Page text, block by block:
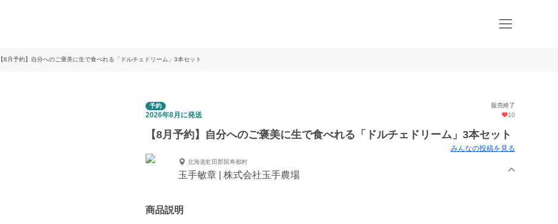
【8月予約】自分へのご褒美に生で食べれる「ドルチェドリーム」3本セット
予約 販売終了
2026年8月に発送 10
【8月予約】自分へのご褒美に生で食べれる「ドルチェドリーム」3本セット
みんなの投稿を見る
北海道虻田郡留寿都村
玉手敏章 | 株式会社玉手農場
商品説明